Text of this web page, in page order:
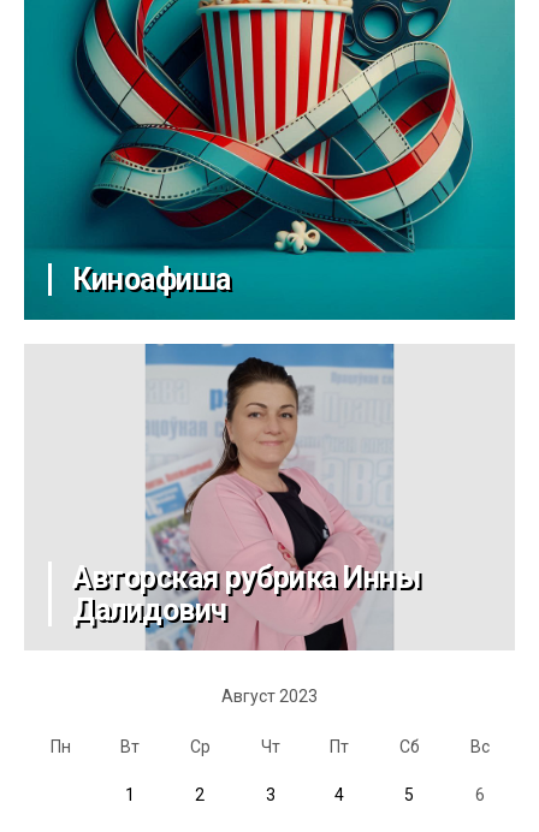
Киноафиша
Авторская рубрика Инны
Далидович
Август 2023
Пн Вт Ср Чт Пт Сб Вс
1 2 3 4 5 6